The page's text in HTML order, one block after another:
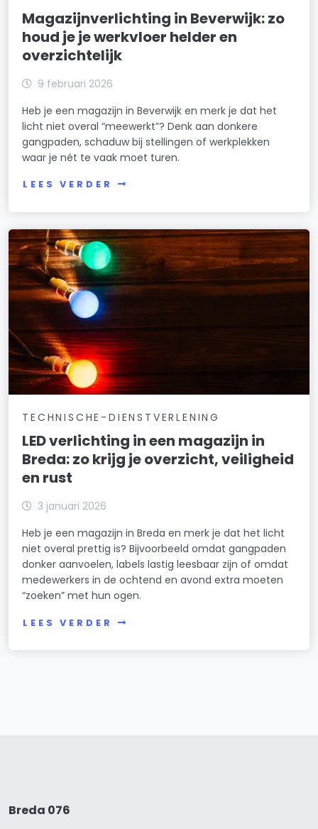
Magazijnverlichting in Beverwijk: zo
houd je je werkvloer helder en
overzichtelijk
9 februari 2026
Heb je een magazijn in Beverwijk en merk je dat het
licht niet overal “meewerkt”? Denk aan donkere
gangpaden, schaduw bij stellingen of werkplekken
waar je nét te vaak moet turen.
LEES VERDER
TECHNISCHE-DIENSTVERLENING
LED verlichting in een magazijn in
Breda: zo krijg je overzicht, veiligheid
en rust
3 januari 2026
Heb je een magazijn in Breda en merk je dat het licht
niet overal prettig is? Bijvoorbeeld omdat gangpaden
donker aanvoelen, labels lastig leesbaar zijn of omdat
medewerkers in de ochtend en avond extra moeten
“zoeken” met hun ogen.
LEES VERDER
Breda 076